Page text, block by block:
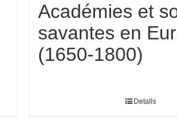
Académies et
savantes en
(1650-1800)
Detalls